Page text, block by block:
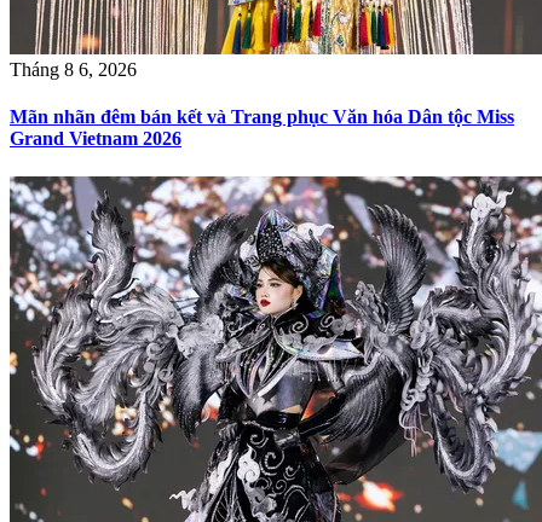
Tháng 8 6, 2026
Mãn nhãn đêm bán kết và Trang phục Văn hóa Dân tộc Miss
Grand Vietnam 2026